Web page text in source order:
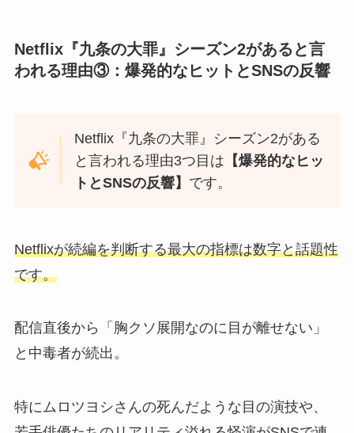
Netflix『九条の大罪』シーズン2があると言
われる理由③：爆発的なヒットとSNSの反響
Netflix『九条の大罪』シーズン2がある
と言われる理由3つ目は 【爆発的なヒッ
トとSNSの反響】 です。
Netflixが続編を判断する最大の指標は数字と話題性
です。
配信直後から「胸クソ展開なのに目が離せない」
と中毒者が続出。
特にムロツヨシさんの死んだような目の演技や、